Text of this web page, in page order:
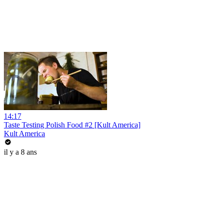
14:17
Taste Testing Polish Food #2 [Kult America]
Kult America
il y a 8 ans